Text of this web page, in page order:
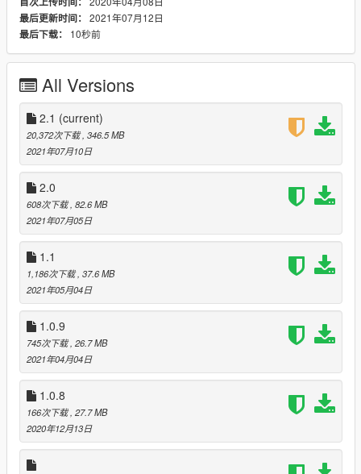
Lieblingsbundesland für den Dienst.
Ich habe persönlich einen hohen Wert auf die Qualität gelegt.
Dazu gibt es jedoch auch viele
vierschiedene Möglichkeiten, seinen virtuellen Charakter
Ich freue mich jederzeit über Lob oder konstruktive Kritik, damit
ich weiß, was noch
ausbaufähig ist. =)
Voraussetzungen:
Wer das EUP nutzen will, sollte sich zuerst folgende Sachen
installieren, damit das ganze erstmal
richtig läuft!
1. OpenIV
2. EUP Law & Order 8.2
3. EUP Serve & Rescue
4. EUP Menu
Zusatzinfo:
1. Die Weste der GsG9 stammt aus dem Westenpack von
Hanako, welches auf LCPDFR erhältlich ist
2. Der Helm der GsG9 stammt von einem Ped von TopMods
3. An allen Sachen gehören mir lediglich die Skin(.ytd)-Dateien
4. Es sind zwar Mützen im Pack selbst enthalten, jedoch
empfehle ich die aus dem German EUP von AgentDZN
verwenden, da das Model dem der wirklichen Deutschen
Polizei am meisten ähnelt. Custom Skins für besagte Mützen
sind in Arbeit und werden auf Anfrage herausgegeben.
最后更新时间： 2021年07月12日
最后下载：
10秒前
All Versions
2.1 (current)
20,372次下载 , 346.5 MB
2021年07月10日
2.0
608次下载 , 82.6 MB
2021年07月05日
1.1
1,186次下载 , 37.6 MB
2021年05月04日
1.0.9
745次下载 , 26.7 MB
2021年04月04日
1.0.8
166次下载 , 27.7 MB
2020年12月13日